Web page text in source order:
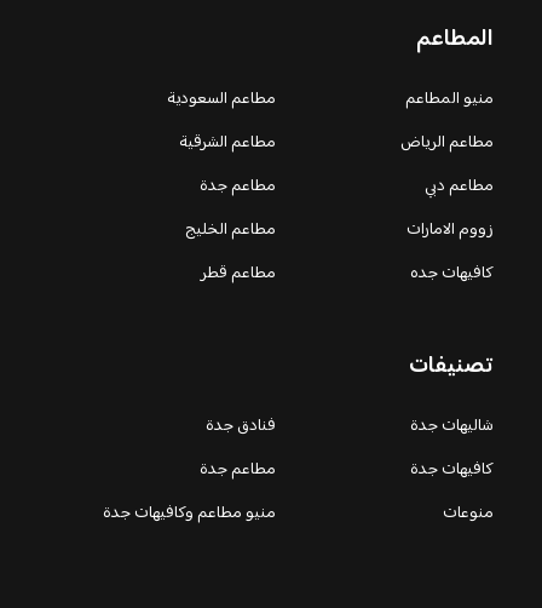
المطاعم
منيو المطاعم
مطاعم السعودية
مطاعم الرياض
مطاعم الشرقية
مطاعم دبي
مطاعم جدة
زووم الامارات
مطاعم الخليج
كافيهات جده
مطاعم قطر
تصنيفات
شاليهات جدة
فنادق جدة
كافيهات جدة
مطاعم جدة
منوعات
منيو مطاعم وكافيهات جدة